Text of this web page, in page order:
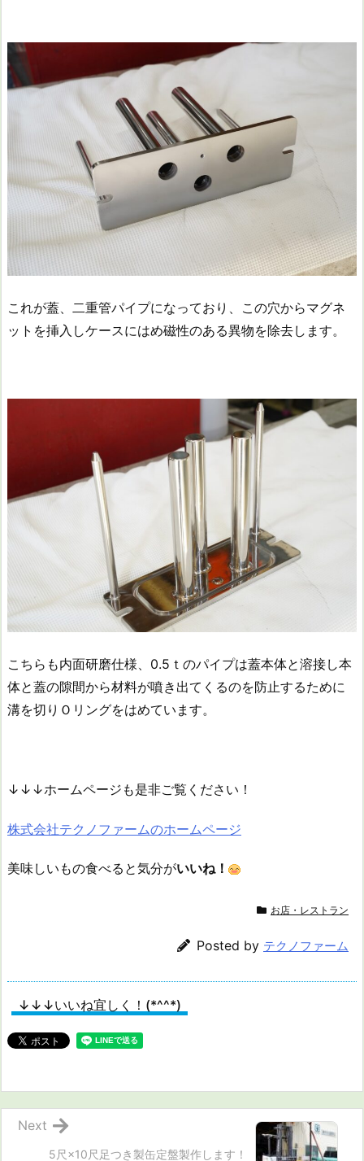
これが蓋、二重管パイプになっており、この穴からマグネ
ットを挿入しケースにはめ磁性のある異物を除去します。
こちらも内面研磨仕様、0.5ｔのパイプは蓋本体と溶接し本
体と蓋の隙間から材料が噴き出てくるのを防止するために
溝を切りＯリングをはめています。
↓↓↓ホームページも是非ご覧ください！
株式会社テクノファームのホームページ
美味しいもの食べると気分がいいね！
お店・レストラン
Posted by テクノファーム
↓↓↓いいね宜しく！(*^^*)
5尺×10尺足つき製缶定盤製作します！
Next